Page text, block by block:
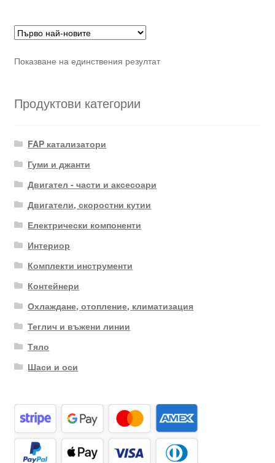
Показване на единствения резултат
Продуктови категории
FAP катализатори
Гуми и джанти
Двигател - части и аксесоари
Двигатели, скоростни кутии
Електрически компоненти
Интериор
Комплекти инструменти
Контейнери
Охлаждане, отопление, климатизация
Теглич и въжени линии
Тяло
Шаси и оси